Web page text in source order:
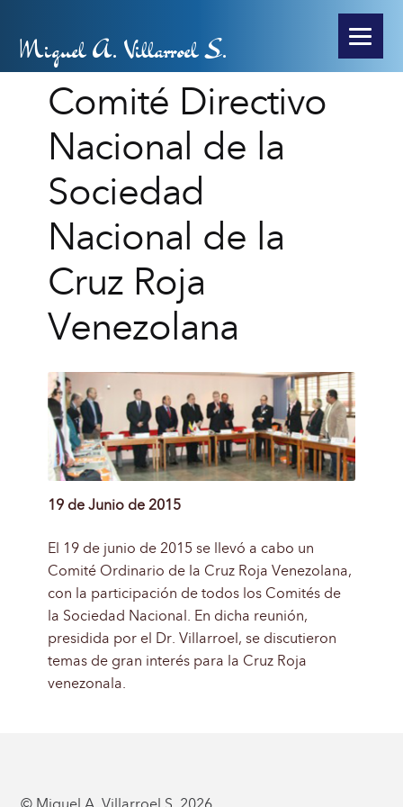
Miguel A. Villarroel S.
Comité Directivo
Nacional de la
Sociedad
Nacional de la
Cruz Roja
Venezolana
19 de Junio de 2015
El 19 de junio de 2015 se llevó a cabo un
Comité Ordinario de la Cruz Roja Venezolana,
con la participación de todos los Comités de
la Sociedad Nacional. En dicha reunión,
presidida por el Dr. Villarroel, se discutieron
temas de gran interés para la Cruz Roja
venezonala.